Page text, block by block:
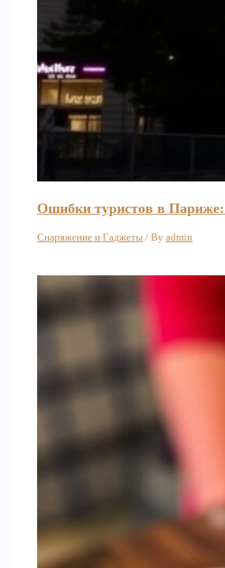
Ошибки туристов в Париже:
Снаряжение и Гаджеты/ By admin